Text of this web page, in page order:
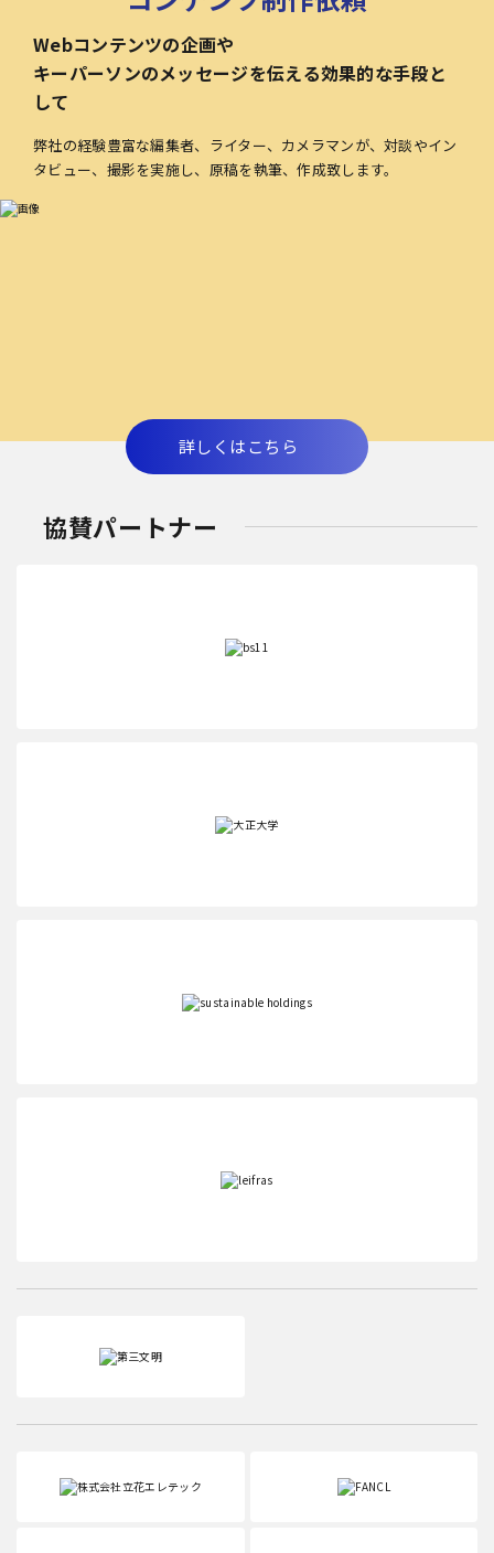
Webコンテンツの企画や
キーパーソンのメッセージを伝える効果的な手段と
して
弊社の経験豊富な編集者、ライター、カメラマンが、対談やイン
タビュー、撮影を実施し、原稿を執筆、作成致します。
詳しくはこちら
協賛パートナー